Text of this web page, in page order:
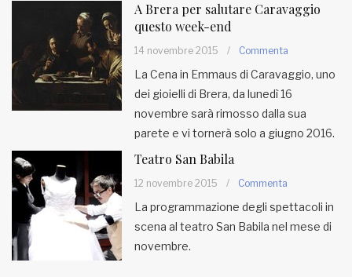
A Brera per salutare Caravaggio
questo week-end
14 novembre 2015 / Commenta
La Cena in Emmaus di Caravaggio, uno
dei gioielli di Brera, da lunedì 16
novembre sarà rimosso dalla sua
parete e vi tornerà solo a giugno 2016.
Teatro San Babila
12 novembre 2015 / Commenta
La programmazione degli spettacoli in
scena al teatro San Babila nel mese di
novembre.